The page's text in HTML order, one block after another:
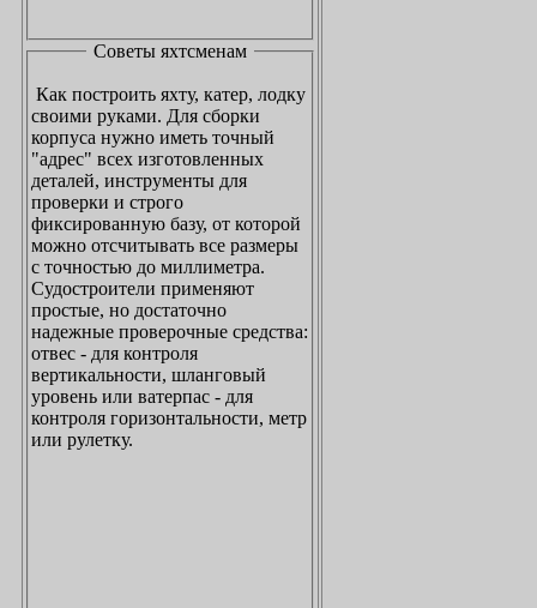
Советы яхтсменам
Как построить яхту, катер, лодку
своими руками. Для сборки
корпуса нужно иметь точный
"адрес" всех изготовленных
деталей, инструменты для
проверки и строго
фиксированную базу, от которой
можно отсчитывать все размеры
с точностью до миллиметра.
Судостроители применяют
простые, но достаточно
надежные проверочные средства:
отвес - для контроля
вертикальности, шланговый
уровень или ватерпас - для
контроля горизонтальности, метр
или рулетку.